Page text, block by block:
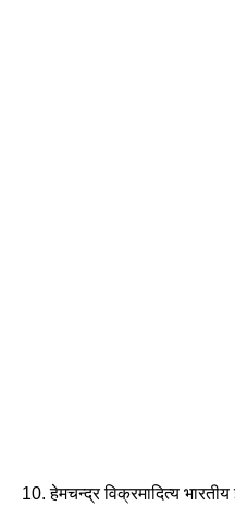
10. हेमचन्द्र विक्रमादित्य